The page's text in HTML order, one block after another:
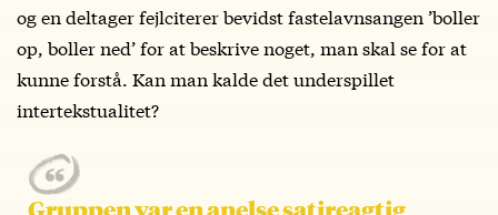
og en deltager fejlciterer bevidst fastelavnsangen ’boller
op, boller ned’ for at beskrive noget, man skal se for at
kunne forstå. Kan man kalde det underspillet
intertekstualitet?